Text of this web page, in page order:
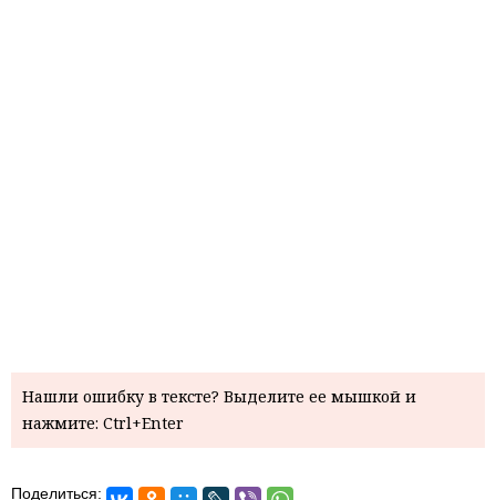
Нашли ошибку в тексте? Выделите ее мышкой и
нажмите: Ctrl+Enter
Поделиться: